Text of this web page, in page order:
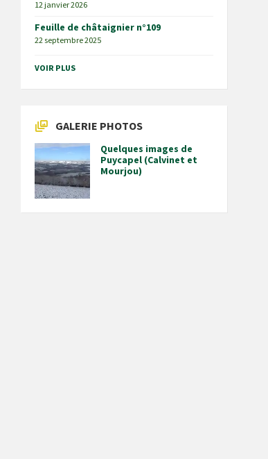
12 janvier 2026
Feuille de châtaignier n°109
22 septembre 2025
VOIR PLUS
GALERIE PHOTOS
Quelques images de
Puycapel (Calvinet et
Mourjou)